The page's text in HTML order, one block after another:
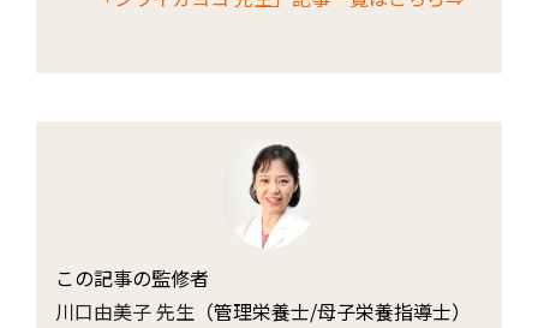
この記事の監修者
川口由美子 先生 （管理栄養士/母子栄養指導士）